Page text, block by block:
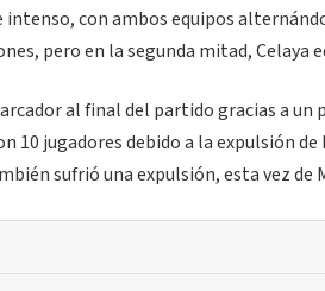
con ambos equipos
pero en la segunda mitad, Celaya
al final del partido gracias a un
10 jugadores debido a la expulsión
sufrió una expulsión, esta vez de